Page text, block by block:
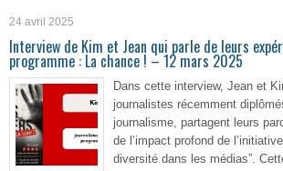
24 avril 2025
Interview de Kim et Jean qui parle de leurs
programme : La chance ! – 12 mars 2025
Dans cette interview, Jean et
journalistes récemment
journalisme, partagent leurs
de l’impact profond de
diversité dans les médias”.